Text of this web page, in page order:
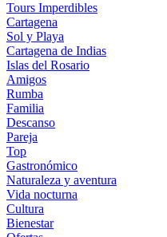
Tours Imperdibles
Cartagena
Sol y Playa​
Cartagena de Indias
Islas del Rosario
Amigos
Rumba
Familia
Descanso
Pareja
Top
Gastronómico
Naturaleza y aventura
Vida nocturna
Cultura
Bienestar